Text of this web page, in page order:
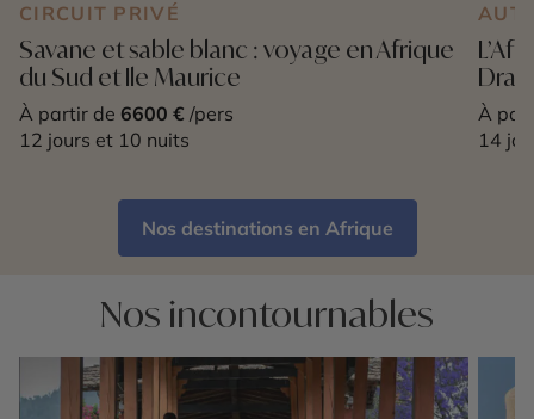
CIRCUIT PRIVÉ
Savane et sable blanc : voyage en Afrique
du Sud et Ile Maurice
À partir de 6600 € /pers
12 jours et 10 nuits
À
14
Nos destinations en Afrique
Nos incontournables